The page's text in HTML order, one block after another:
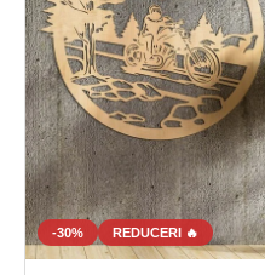
-30% REDUCERI 🔥